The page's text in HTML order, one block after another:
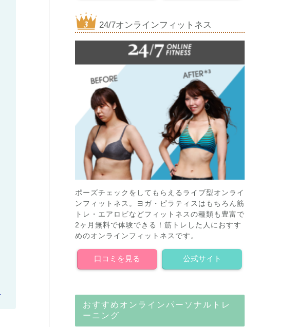
24/7オンラインフィットネス
ポーズチェックをしてもらえるライブ型オンライ
ンフィットネス。ヨガ・ピラティスはもちろん筋
トレ・エアロビなどフィットネスの種類も豊富で
2ヶ月無料で体験できる！筋トレした人におすす
めのオンラインフィットネスです。
口コミを見る 公式サイト
おすすめオンラインパーソナルトレ
ーニング